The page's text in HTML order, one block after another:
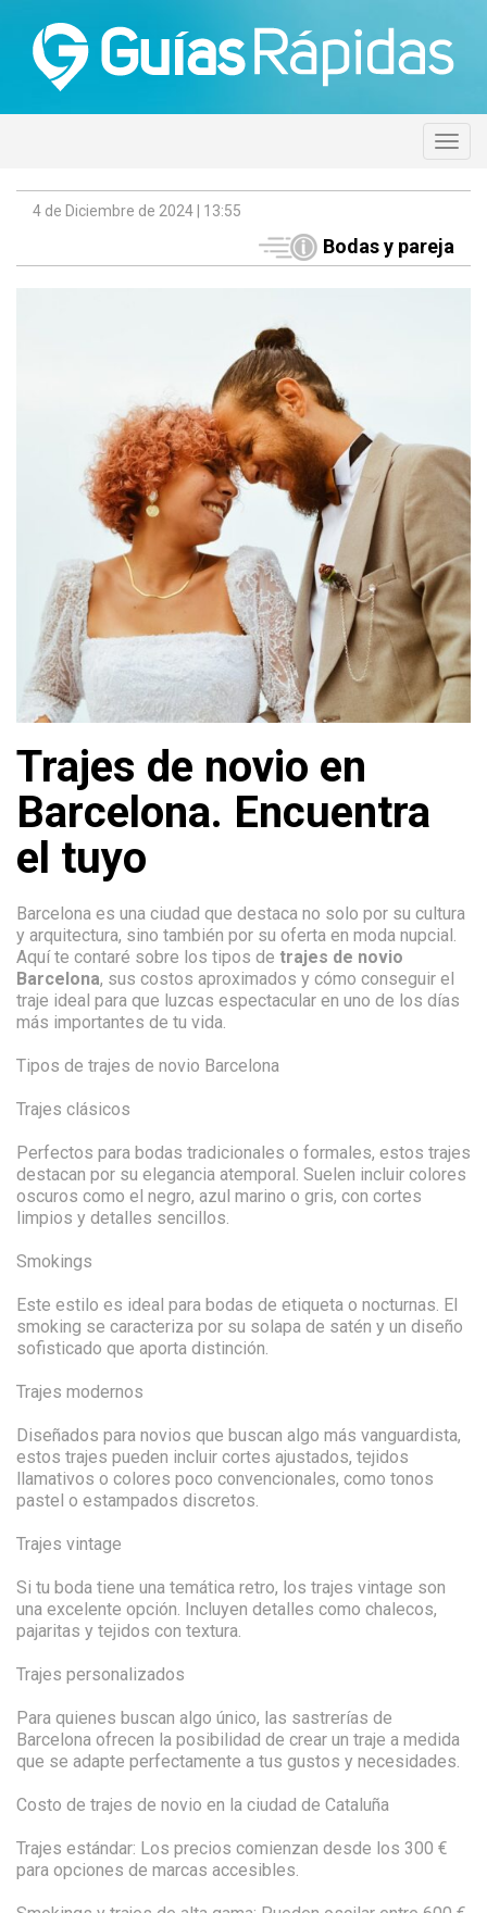
4 de Diciembre de 2024 | 13:55
Bodas y pareja
Trajes de novio en
Barcelona. Encuentra
el tuyo
Barcelona es una ciudad que destaca no solo por su cultura
y arquitectura, sino también por su oferta en moda nupcial.
Aquí te contaré sobre los tipos de trajes de novio
Barcelona, sus costos aproximados y cómo conseguir el
traje ideal para que luzcas espectacular en uno de los días
más importantes de tu vida.
Tipos de trajes de novio Barcelona
Trajes clásicos
Perfectos para bodas tradicionales o formales, estos trajes
destacan por su elegancia atemporal. Suelen incluir colores
oscuros como el negro, azul marino o gris, con cortes
limpios y detalles sencillos.
Smokings
Este estilo es ideal para bodas de etiqueta o nocturnas. El
smoking se caracteriza por su solapa de satén y un diseño
sofisticado que aporta distinción.
Trajes modernos
Diseñados para novios que buscan algo más vanguardista,
estos trajes pueden incluir cortes ajustados, tejidos
llamativos o colores poco convencionales, como tonos
pastel o estampados discretos.
Trajes vintage
Si tu boda tiene una temática retro, los trajes vintage son
una excelente opción. Incluyen detalles como chalecos,
pajaritas y tejidos con textura.
Trajes personalizados
Para quienes buscan algo único, las sastrerías de
Barcelona ofrecen la posibilidad de crear un traje a medida
que se adapte perfectamente a tus gustos y necesidades.
Costo de trajes de novio en la ciudad de Cataluña
Trajes estándar: Los precios comienzan desde los 300 €
para opciones de marcas accesibles.